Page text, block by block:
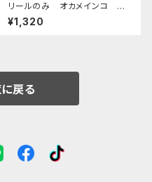
リールのみ オカメインコ モノ
トーン ネイビー おかめいん
こ
¥1,320
戻る